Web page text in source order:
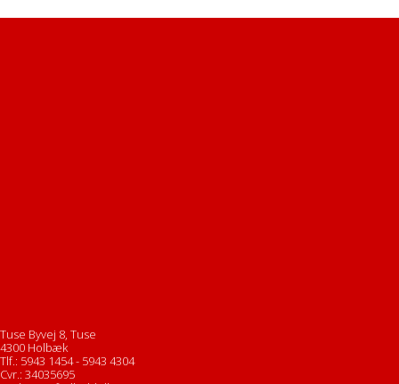
Tuse Byvej 8, Tuse
4300 Holbæk
Tlf.: 5943 1454 - 5943 4304
Cvr.: 34035695